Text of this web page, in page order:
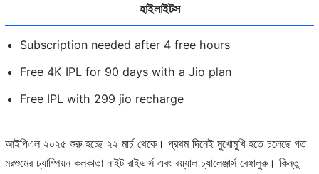
হাইলাইটস
Subscription needed after 4 free hours
Free 4K IPL for 90 days with a Jio plan
Free IPL with 299 jio recharge
আইপিএল ২০২৫ শুরু হচ্ছে ২২ মার্চ থেকে। প্রথম দিনেই মুখোমুখি হতে চলেছে গত
মরশুমের চ্যাম্পিয়ন কলকাতা নাইট রাইডার্স এবং রয়্যাল চ্যালেঞ্জার্স বেঙ্গালুরু। কিন্তু